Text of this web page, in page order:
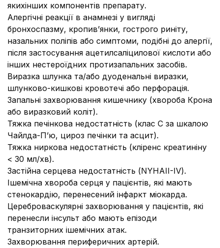
якихінших компонентів препарату.
Алергічні реакції в анамнезі у вигляді
бронхоспазму, кропив’янки, гострого риніту,
назальних поліпів або симптоми, подібні до алергії,
після застосування ацетилсаліцилової кислоти або
інших нестероїдних протизапальних засобів.
Виразка шлунка та/або дуоденальні виразки,
шлунково-кишкові кровотечі або перфорація.
Запальні захворювання кишечнику (хвороба Крона
або виразковий коліт).
Тяжка печінкова недостатність (клас С за шкалою
Чайлда-П’ю, цироз печінки та асцит).
Тяжка ниркова недостатність (кліренс креатиніну
< 30 мл/хв).
Застійна серцева недостатність (NYHAII-IV).
Ішемічна хвороба серця у пацієнтів, які мають
стенокардію, перенесений інфаркт міокарда.
Цереброваскулярні захворювання у пацієнтів, які
перенесли інсульт або мають епізоди
транзиторних ішемічних атак.
Захворювання периферичних артерій.